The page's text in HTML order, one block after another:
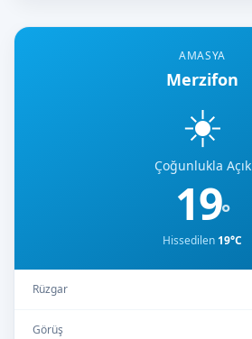
AMASYA
Merzifon
☀️
Çoğunlukla Açık
19°
Hissedilen 19°C
Rüzgar
Görüş